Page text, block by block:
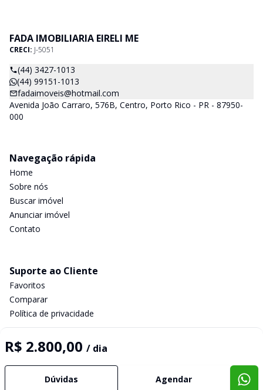
R$ 2.800,00 / dia
Dúvidas Agendar
FADA IMOBILIARIA EIRELI ME
CRECI: J-5051
(44) 3427-1013
(44) 99151-1013
fadaimoveis@hotmail.com
Avenida João Carraro, 576B, Centro, Porto Rico - PR - 87950-
000
Navegação rápida
Home
Sobre nós
Buscar imóvel
Anunciar imóvel
Contato
Suporte ao Cliente
Favoritos
Comparar
Política de privacidade
Selo de Tecnologia Loft